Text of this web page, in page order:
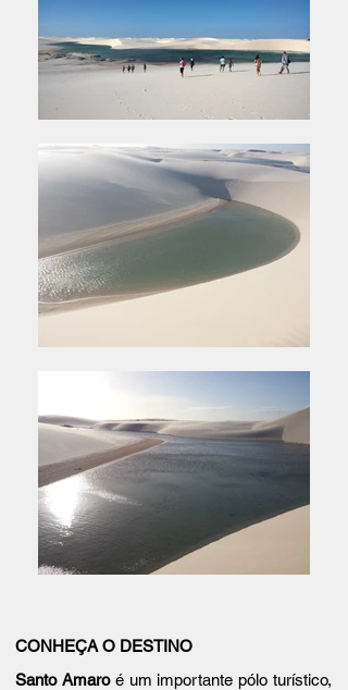
CONHEÇA O DESTINO
Santo Amaro é um importante pólo turístico,